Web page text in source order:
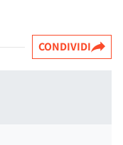
CONDIVIDI